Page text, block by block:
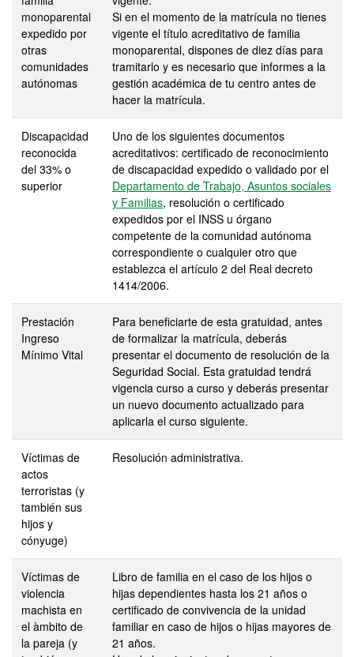
monoparental
expedido por
otras
comunidades
autónomas
Si en el momento de la matrícula no tienes
vigente el título acreditativo de familia
monoparental, dispones de diez días para
tramitarlo y es necesario que informes a la
gestión académica de tu centro antes de
hacer la matrícula.
Discapacidad
reconocida
del 33% o
superior
Uno de los siguientes documentos
acreditativos: certificado de reconocimiento
de discapacidad expedido o validado por el
Departamento de Trabajo, Asuntos sociales
y Familias, resolución o certificado
expedidos por el INSS u órgano
competente de la comunidad autónoma
correspondiente o cualquier otro que
establezca el artículo 2 del Real decreto
1414/2006.
Prestación
Ingreso
Mínimo Vital
Para beneficiarte de esta gratuidad, antes
de formalizar la matrícula, deberás
presentar el documento de resolución de la
Seguridad Social. Esta gratuidad tendrá
vigencia curso a curso y deberás presentar
un nuevo documento actualizado para
aplicarla el curso siguiente.
Víctimas de
actos
terroristas (y
también sus
hijos y
cónyuge)
Resolución administrativa.
Víctimas de
violencia
machista en
el àmbito de
la pareja (y
Libro de familia en el caso de los hijos o
hijas dependientes hasta los 21 años o
certificado de convivencia de la unidad
familiar en caso de hijos o hijas mayores de
21 años.